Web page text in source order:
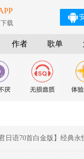
载
作者 歌单
日语70首白金版】经典永